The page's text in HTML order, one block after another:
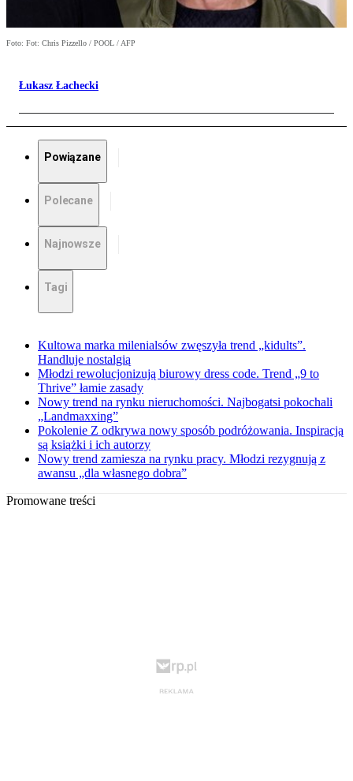
Foto: Fot: Chris Pizzello / POOL / AFP
Łukasz Łachecki
Powiązane
Polecane
Najnowsze
Tagi
Kultowa marka milenialsów zwęszyła trend „kidults”.
Handluje nostalgią
Młodzi rewolucjonizują biurowy dress code. Trend „9 to
Thrive” łamie zasady
Nowy trend na rynku nieruchomości. Najbogatsi pokochali
„Landmaxxing”
Pokolenie Z odkrywa nowy sposób podróżowania. Inspiracją
są książki i ich autorzy
Nowy trend zamiesza na rynku pracy. Młodzi rezygnują z
awansu „dla własnego dobra”
Promowane treści